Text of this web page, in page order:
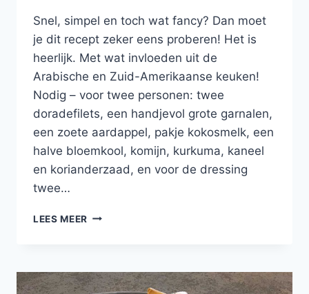
Snel, simpel en toch wat fancy? Dan moet
je dit recept zeker eens proberen! Het is
heerlijk. Met wat invloeden uit de
Arabische en Zuid-Amerikaanse keuken!
Nodig – voor twee personen: twee
doradefilets, een handjevol grote garnalen,
een zoete aardappel, pakje kokosmelk, een
halve bloemkool, komijn, kurkuma, kaneel
en korianderzaad, en voor de dressing
twee…
LEES MEER DORADE
ZOETE
AARDAPPELPUREE